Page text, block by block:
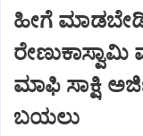
ಹೀಗೆ
ಮಾಫಿ ಸಾಕ್ಷಿ
ಬಯಲು